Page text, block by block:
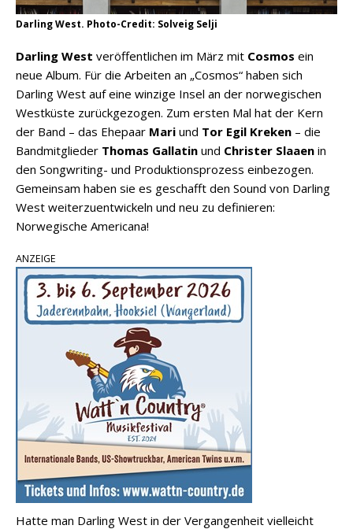
Darling West. Photo-Credit: Solveig Selji
Darling West veröffentlichen im März mit Cosmos ein
neue Album. Für die Arbeiten an „Cosmos“ haben sich
Darling West auf eine winzige Insel an der norwegischen
Westküste zurückgezogen. Zum ersten Mal hat der Kern
der Band – das Ehepaar Mari und Tor Egil Kreken – die
Bandmitglieder Thomas Gallatin und Christer Slaaen in
den Songwriting- und Produktionsprozess einbezogen.
Gemeinsam haben sie es geschafft den Sound von Darling
West weiterzuentwickeln und neu zu definieren:
Norwegische Americana!
ANZEIGE
Hatte man Darling West in der Vergangenheit vielleicht